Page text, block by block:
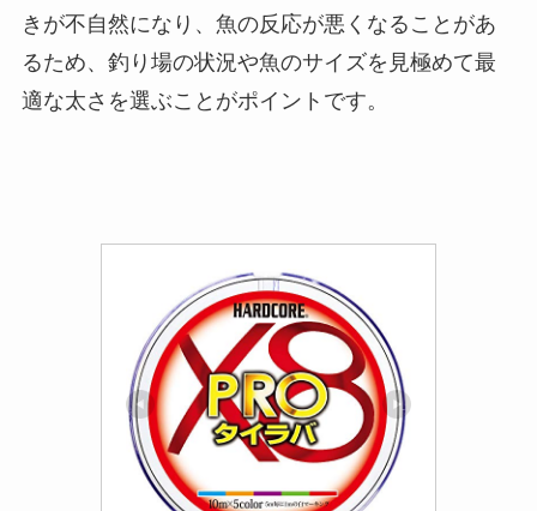
きが不自然になり、魚の反応が悪くなることがあ
るため、釣り場の状況や魚のサイズを見極めて最
適な太さを選ぶことがポイントです。